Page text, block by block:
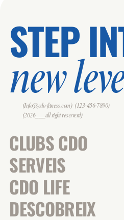
STEP
new
(Info@cdo-fitness.com) (123-456-7890)
(2026___all right reserverd)
CLUBS CDO
SERVEIS
CDO LIFE
DESCOBREIX